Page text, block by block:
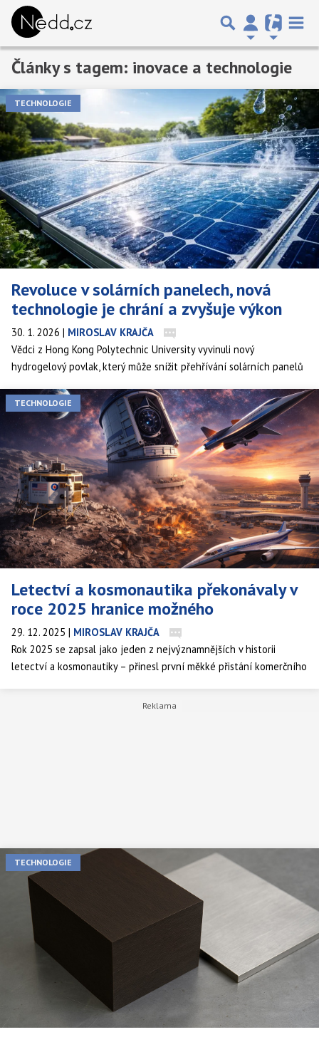
Články s tagem: inovace a technologie
TECHNOLOGIE
Revoluce v solárních panelech, nová
technologie je chrání a zvyšuje výkon
30. 1. 2026 | MIROSLAV KRAJČA
Vědci z Hong Kong Polytechnic University vyvinuli nový
hydrogelový povlak, který může snížit přehřívání solárních panelů
celého systému. Tato inovace je levná, snadno použitelná a může
být využita nejen na polích, ale i na střechách městských budov,
kde se efektivita obnovitelných zdrojů počítá na každý watt.
TECHNOLOGIE
Letectví a kosmonautika překonávaly v
roce 2025 hranice možného
29. 12. 2025 | MIROSLAV KRAJČA
Rok 2025 se zapsal jako jeden z nejvýznamnějších v historii
letectví a kosmonautiky – přinesl první měkké přistání komerčního
směrem k supersonickému i hypersonickému cestování. Tento
TECHNOLOGIE
Předchozí 1 2 19